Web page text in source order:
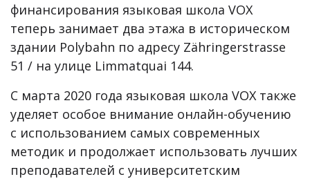
финансирования языковая школа VOX
теперь занимает два этажа в историческом
здании Polybahn по адресу Zähringerstrasse
51 / на улице Limmatquai 144.
С марта 2020 года языковая школа VOX также
уделяет особое внимание онлайн-обучению
с использованием самых современных
методик и продолжает использовать лучших
преподавателей с университетским